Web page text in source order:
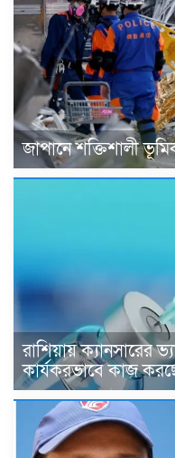
জাপানে শক্তিশালী
রাশিয়ায় ক্যানসারের
কার্যকরভাবে কাজ